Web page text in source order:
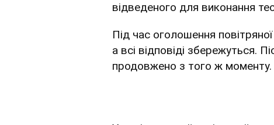
відведеного для виконання
Під час оголошення
а всі відповіді збережуться.
продовжено з того ж моменту.